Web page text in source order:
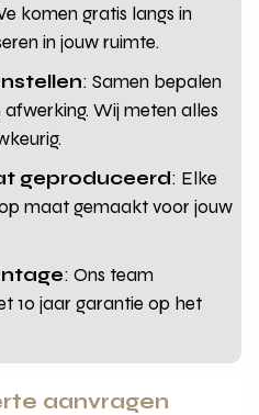
komen gratis langs in
in jouw ruimte.
: Samen bepalen
Wij meten alles
geproduceerd: Elke
maat gemaakt voor jouw
: Ons team
10 jaar garantie op het
aanvragen